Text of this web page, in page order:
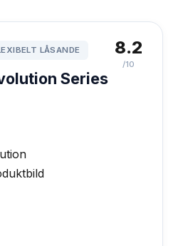
LÅSANDE
Series
8.2
/10